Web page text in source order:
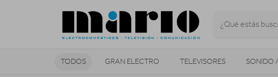
TODOS GRAN ELECTRO TELEVISORES SONIDO